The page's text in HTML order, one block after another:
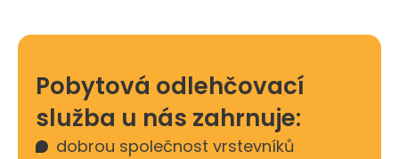
Pobytová odlehčovací
služba u nás zahrnuje:
dobrou společnost vrstevníků